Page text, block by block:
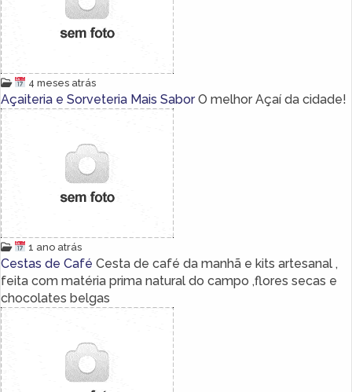
4 meses atrás
Açaiteria e Sorveteria Mais SaborO melhor Açaí da cidade!
1 ano atrás
Cestas de Café Cesta de café da manhã e kits artesanal ,
feita com matéria prima natural do campo ,flores secas e
chocolates belgas